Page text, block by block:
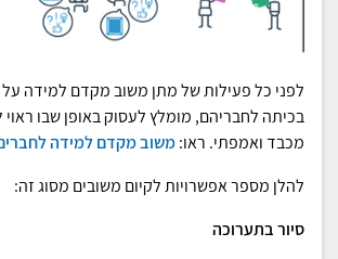
לפני כל פעילות של מתן משוב מקדם למידה על
בכיתה לחבריהם, מומלץ לעסוק באופן שבו
מכבד ואמפתי. ראו:משוב מקדם למידה
להלן מספר אפשרויות לקיום משובים מסוג זה:
סיור בתערוכה